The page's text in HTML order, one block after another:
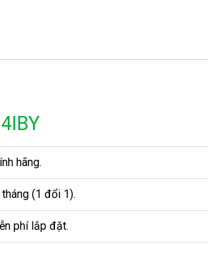
hãng.
(1 đổi 1).
phí lắp đặt.